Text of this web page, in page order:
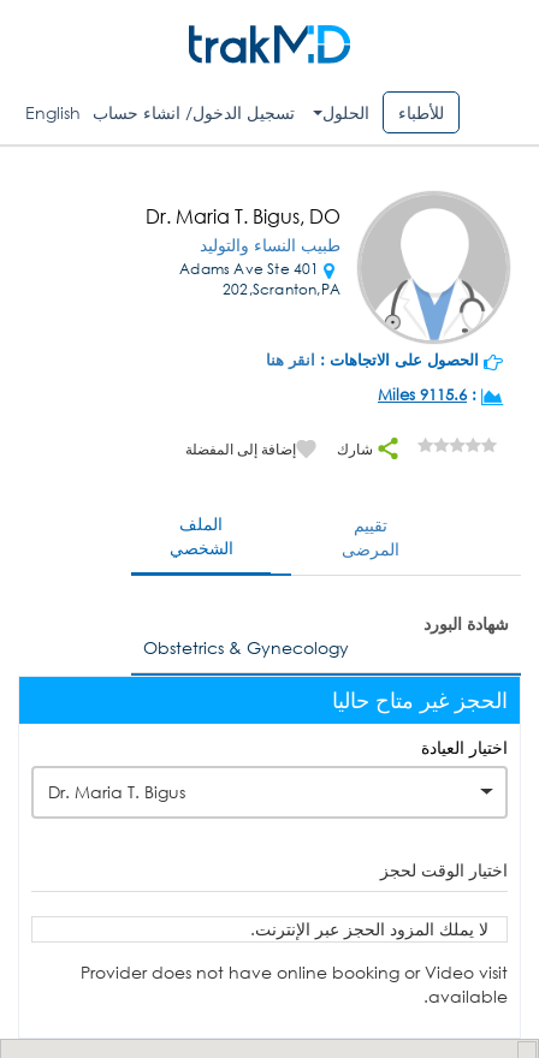
للأطباء الحلول تسجيل الدخول/ انشاء حساب English
Dr. Maria T. Bigus, DO
طبيب النساء والتوليد
401 Adams Ave Ste
202,Scranton,PA
الحصول على الاتجاهات : انقر هنا
:
9115.6 Miles
شارك إضافة إلى المفضلة
الملف
الشخصي
تقييم
المرضى
شهادة البورد
Obstetrics & Gynecology
الحجز غير متاح حاليا
اختيار العيادة
Dr. Maria T. Bigus
اختيار الوقت لحجز
لا يملك المزود الحجز عبر الإنترنت.
Provider does not have online booking or Video visit
available.